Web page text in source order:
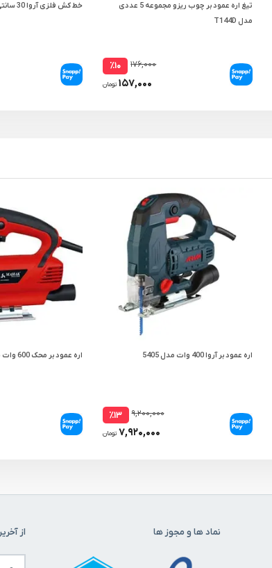
تیغ اره عمود بر چوب ریزو مجموعه 5 عددی
مدل T144D
۱۷۶,۰۰۰ ٪۱۰
۱۵۷,۰۰۰ تومان
خط کش فلزی آروا 30 سانتی متر مدل 4691
اره عمود بر آروا 400 وات مدل 5405
۹,۲۰۰,۰۰۰ ٪۱۳
۷,۹۲۰,۰۰۰ تومان
اره عمود بر محک 600 وات مدل JS-600
نماد ها و مجوز ها از